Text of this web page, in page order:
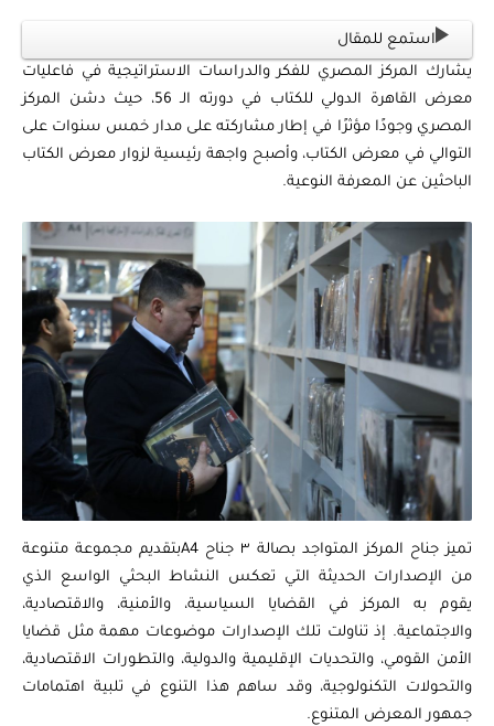
استمع للمقال
يشارك المركز المصري للفكر والدراسات الاستراتيجية في فاعليات
معرض القاهرة الدولي للكتاب في دورته الـ 56، حيث دشن المركز
المصري وجودًا مؤثرًا في إطار مشاركته على مدار خمس سنوات على
التوالي في معرض الكتاب، وأصبح واجهة رئيسية لزوار معرض الكتاب
الباحثين عن المعرفة النوعية.
تميز جناح المركز المتواجد بصالة ٣ جناح A4بتقديم مجموعة متنوعة
من الإصدارات الحديثة التي تعكس النشاط البحثي الواسع الذي
يقوم به المركز في القضايا السياسية، والأمنية، والاقتصادية،
والاجتماعية. إذ تناولت تلك الإصدارات موضوعات مهمة مثل قضايا
الأمن القومي، والتحديات الإقليمية والدولية، والتطورات الاقتصادية،
والتحولات التكنولوجية، وقد ساهم هذا التنوع في تلبية اهتمامات
جمهور المعرض المتنوع.